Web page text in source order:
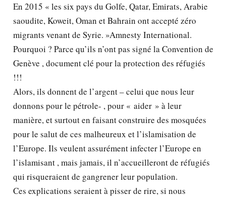
En 2015 « les six pays du Golfe, Qatar, Emirats, Arabie
saoudite, Koweit, Oman et Bahrain ont accepté zéro
migrants venant de Syrie. »Amnesty International.
Pourquoi ? Parce qu’ils n’ont pas signé la Convention de
Genève , document clé pour la protection des réfugiés
!!!
Alors, ils donnent de l’argent – celui que nous leur
donnons pour le pétrole- , pour « aider » à leur
manière, et surtout en faisant construire des mosquées
pour le salut de ces malheureux et l’islamisation de
l’Europe. Ils veulent assurément infecter l’Europe en
l’islamisant , mais jamais, il n’accueilleront de réfugiés
qui risqueraient de gangrener leur population.
Ces explications seraient à pisser de rire, si nous